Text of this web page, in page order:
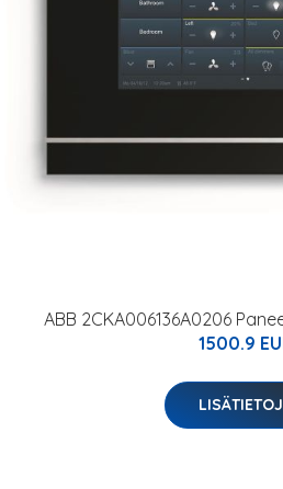
ABB 2CKA006136A0206
1500.9